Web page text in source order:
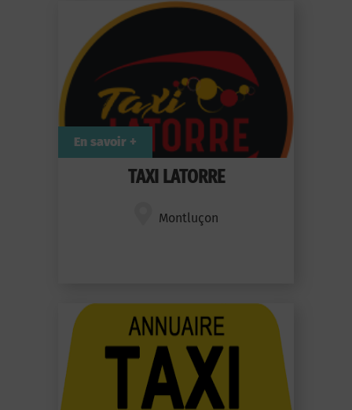
TAXI LATORRE
Montluçon
En savoir +